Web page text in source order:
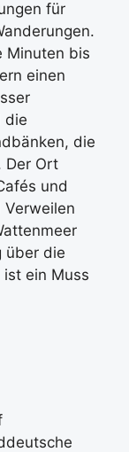
für
Minuten bis
einen
die
die
Der Ort
und
Verweilen
über die
ein Muss